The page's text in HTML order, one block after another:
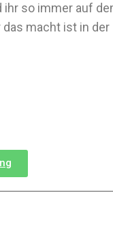
ihr so immer auf
das macht ist in der